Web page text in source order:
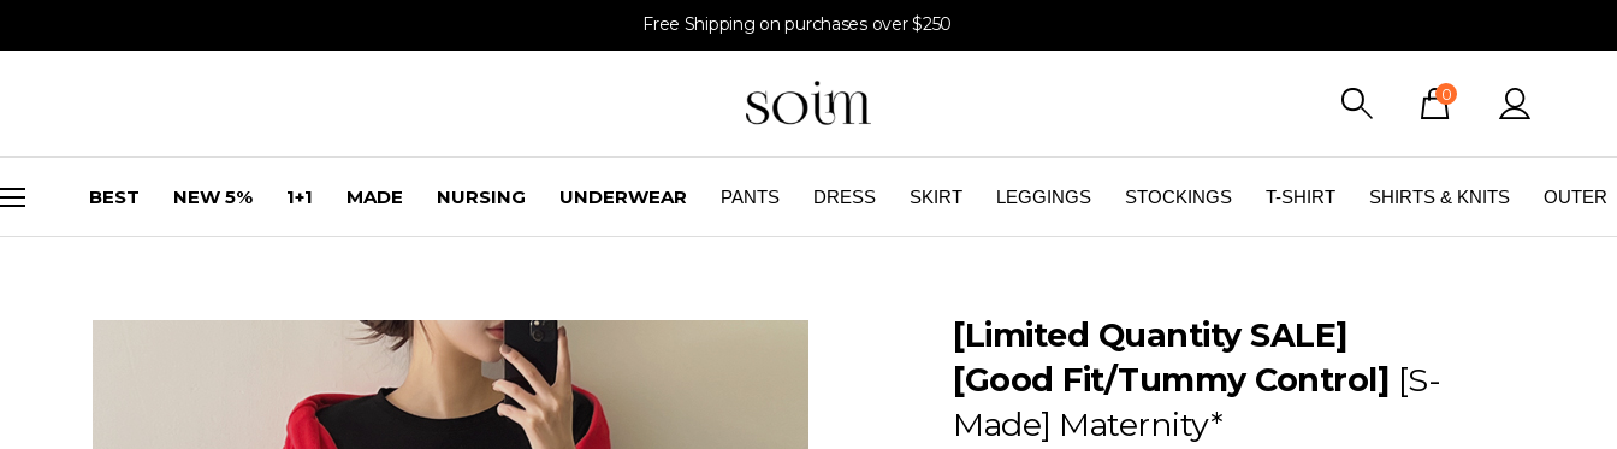
Free Shipping on purchases over $250
0
BEST NEW 5% 1+1 MADE NURSING UNDERWEAR PANTS DRESS SKIRT LEGGINGS STOCKINGS T-SHIRT SHIRTS & KNITS OUTER
[Limited Quantity SALE]
[Good Fit/Tummy Control] [S-
Made] Maternity*